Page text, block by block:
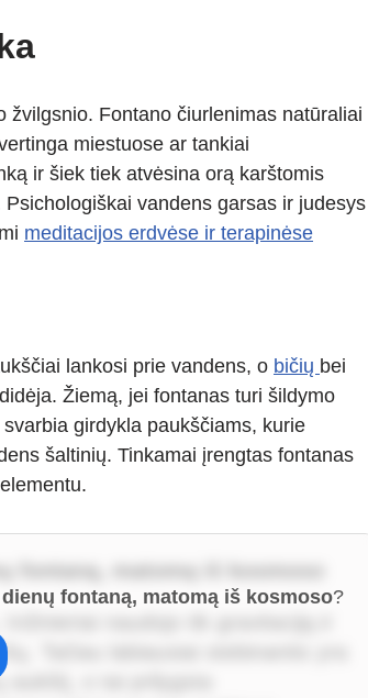
Fontano čiurlenimas natūraliai
miestuose ar tankiai
ir šiek tiek atvėsina orą karštomis
vandens garsas ir judesys
meditacijos erdvėse ir terapinėse
lankosi prie vandens, o bičių bei
Žiemą, jei fontanas turi šildymo
girdykla paukščiams, kurie
šaltinių. Tinkamai įrengtas fontanas
fontaną, matomą iš kosmoso
Tačiau labiausiai stebinantis yra
o tai prilygsta
fontaną, matomą iš kosmoso?